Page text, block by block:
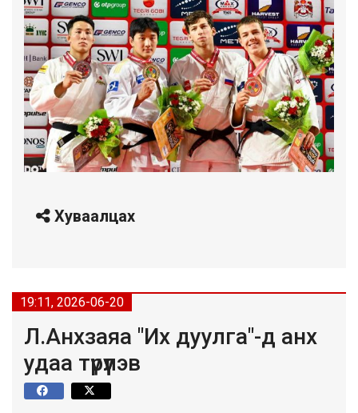
Хуваалцах
19:11, 2026-06-20
Л.Анхзаяа "Их дуулга"-д анх
удаа түрүүлэв